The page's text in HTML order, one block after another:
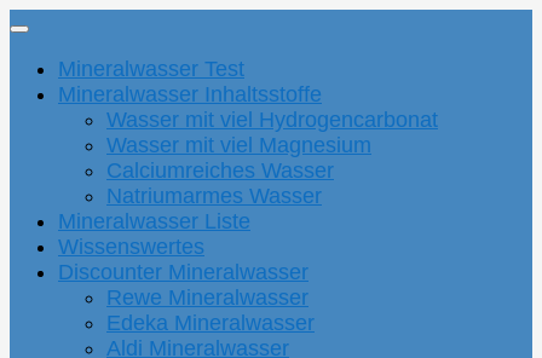
Mineralwasser Test
Mineralwasser Inhaltsstoffe
Wasser mit viel Hydrogencarbonat
Wasser mit viel Magnesium
Calciumreiches Wasser
Natriumarmes Wasser
Mineralwasser Liste
Wissenswertes
Discounter Mineralwasser
Rewe Mineralwasser
Edeka Mineralwasser
Aldi Mineralwasser